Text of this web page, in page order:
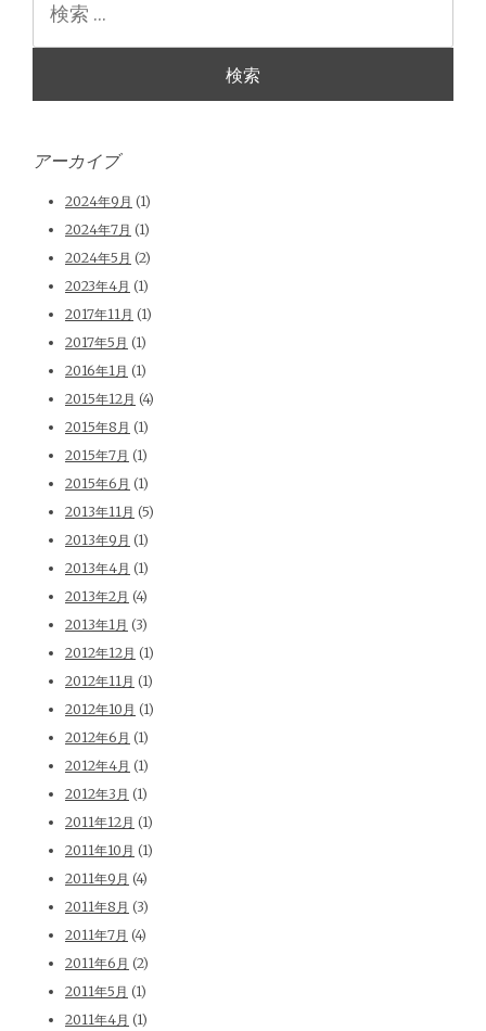
アーカイブ
2024年9月 (1)
2024年7月 (1)
2024年5月 (2)
2023年4月 (1)
2017年11月 (1)
2017年5月 (1)
2016年1月 (1)
2015年12月 (4)
2015年8月 (1)
2015年7月 (1)
2015年6月 (1)
2013年11月 (5)
2013年9月 (1)
2013年4月 (1)
2013年2月 (4)
2013年1月 (3)
2012年12月 (1)
2012年11月 (1)
2012年10月 (1)
2012年6月 (1)
2012年4月 (1)
2012年3月 (1)
2011年12月 (1)
2011年10月 (1)
2011年9月 (4)
2011年8月 (3)
2011年7月 (4)
2011年6月 (2)
2011年5月 (1)
2011年4月 (1)